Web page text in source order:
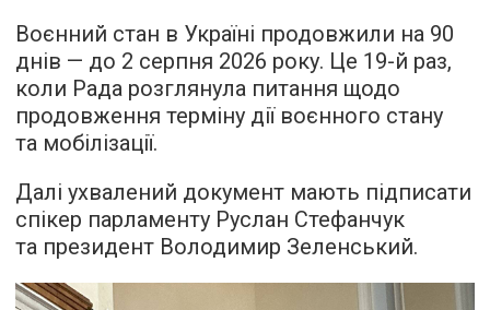
Воєнний стан в Україні продовжили на 90
днів — до 2 серпня 2026 року. Це 19-й раз,
коли Рада розглянула питання щодо
продовження терміну дії воєнного стану
та мобілізації.
Далі ухвалений документ мають підписати
спікер парламенту Руслан Стефанчук
та президент Володимир Зеленський.